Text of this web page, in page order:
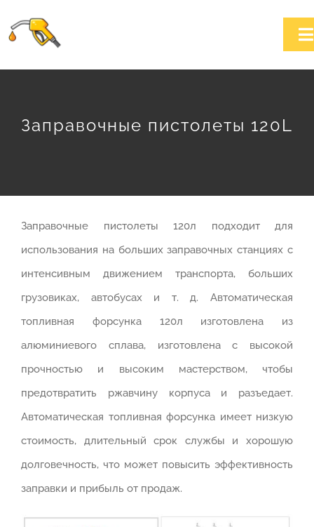
to
О компании
Контакт
Заправочные пистолеты 120L
Заправочные пистолеты 120л подходит для
использования на больших заправочных станциях с
интенсивным движением транспорта, больших
грузовиках, автобусах и т. д. Автоматическая
топливная форсунка 120л изготовлена из
алюминиевого сплава, изготовлена с высокой
прочностью и высоким мастерством, чтобы
предотвратить ржавчину корпуса и разъедает.
Автоматическая топливная форсунка имеет низкую
стоимость, длительный срок службы и хорошую
долговечность, что может повысить эффективность
заправки и прибыль от продаж.